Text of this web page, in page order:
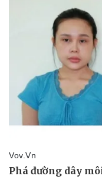
Kinh tế
Bất động sản
Khởi nghiệp